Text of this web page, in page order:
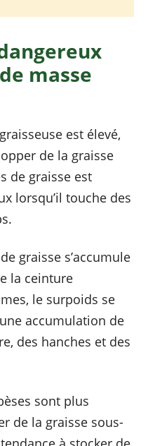
masse
est élevé,
de la graisse
de graisse est
lorsqu’il touche des
graisse s’accumule
la ceinture
le surpoids se
accumulation de
des hanches et des
sont plus
de la graisse sous-